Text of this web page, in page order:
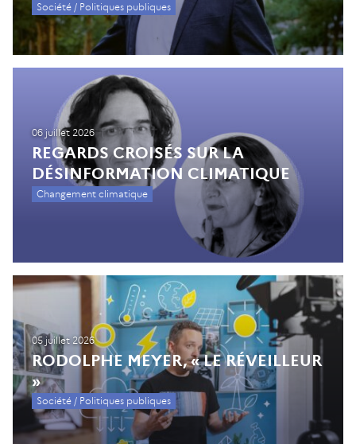
Société / Politiques publiques
Changement climatique
REGARDS CROISÉS SUR LA
DÉSINFORMATION CLIMATIQUE
06 juillet 2026
Société / Politiques publiques
RODOLPHE MEYER, « LE RÉVEILLEUR
»
05 juillet 2026